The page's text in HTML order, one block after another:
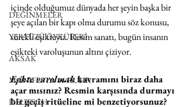
DEĞİNMELER
YERYÜZÜ ÖYKÜLERİ
AKSAK
MANIFESTA 16 RUHR
DEUTSCH
içinde olduğumuz dünyada her şeyin başka bir
şeye açılan bir kapı olma durumu söz konusu,
sürekli eşikteyiz. Resim sanatı, bugün insanın
eşikteki varoluşunun altını çiziyor.
Eşikte varolmak kavramını biraz daha
açar mısınız? Resmin karşısında durmayı
bir geçiş ritüeline mi benzetiyorsunuz?